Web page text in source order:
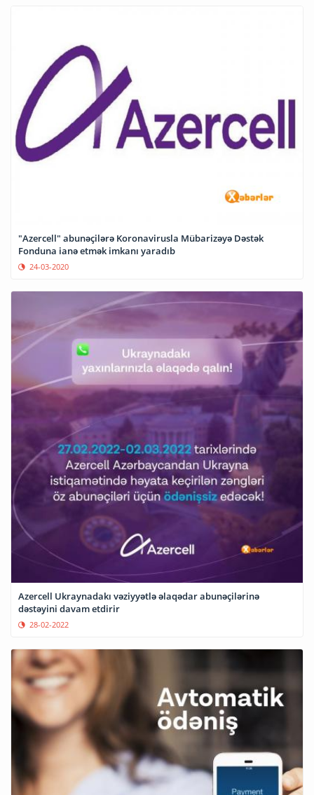
"Azercell" abunəçilərə Koronavirusla Mübarizəyə Dəstək
Fonduna ianə etmək imkanı yaradıb
24-03-2020
Azercell Ukraynadakı vəziyyətlə əlaqədar abunəçilərinə
dəstəyini davam etdirir
28-02-2022